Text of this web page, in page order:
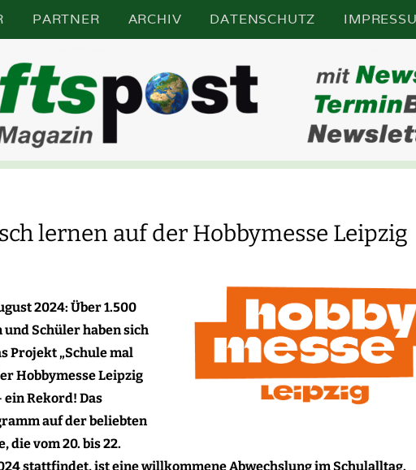
PARTNER ARCHIV DATENSCHUTZ
lernen auf der Hobbymesse Leipzig
2024: Über 1.500
Schüler haben sich
Projekt „Schule mal
Hobbymesse Leipzig
ein Rekord! Das
auf der beliebten
die vom 20. bis 22.
stattfindet, ist eine willkommene Abwechslung im Schulalltag.